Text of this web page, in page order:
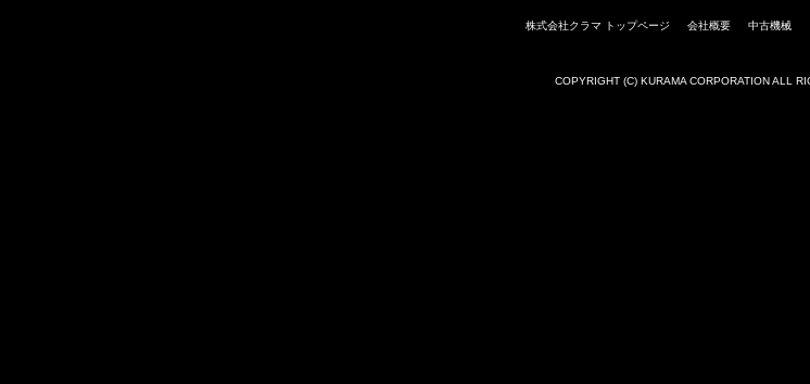
株式会社クラマ トップページ 会社概要 中古機械